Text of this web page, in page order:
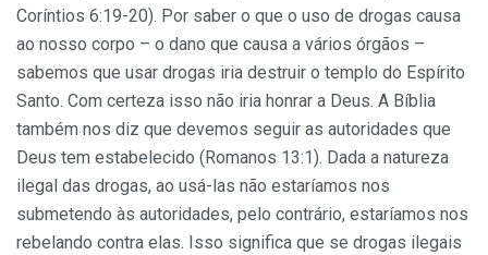
Coríntios 6:19-20). Por saber o que o uso de drogas causa
ao nosso corpo – o dano que causa a vários órgãos –
sabemos que usar drogas iria destruir o templo do Espírito
Santo. Com certeza isso não iria honrar a Deus. A Bíblia
também nos diz que devemos seguir as autoridades que
Deus tem estabelecido (Romanos 13:1). Dada a natureza
ilegal das drogas, ao usá-las não estaríamos nos
submetendo às autoridades, pelo contrário, estaríamos nos
rebelando contra elas. Isso significa que se drogas ilegais